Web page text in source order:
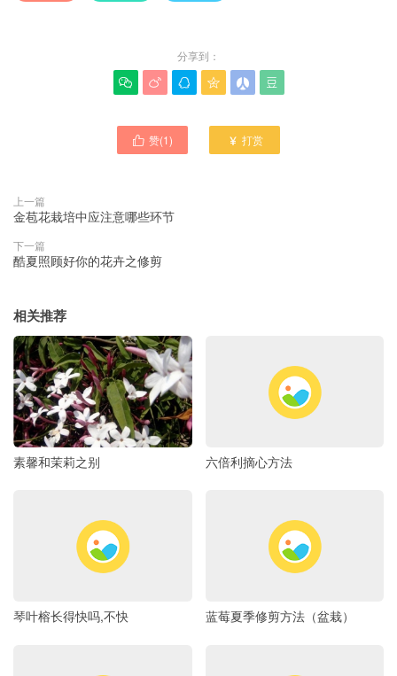
分享到：
     
 赞(1)  打赏
上一篇
金苞花栽培中应注意哪些环节
下一篇
酷夏照顾好你的花卉之修剪
相关推荐
素馨和茉莉之别 六倍利摘心方法
琴叶榕长得快吗,不快 蓝莓夏季修剪方法（盆栽）